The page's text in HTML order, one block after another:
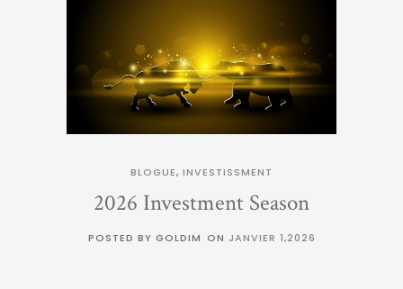
BLOGUE, INVESTISSMENT
2026 Investment Season
POSTED BY GOLDIM ON JANVIER 1,2026